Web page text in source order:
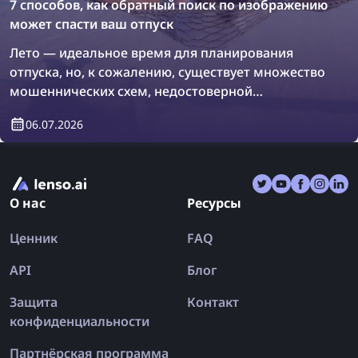
7 способов, как обратный поиск по изображению
может спасти ваш отпуск
Лето — идеальное время для планирования
отпуска, но, к сожалению, существует множество
мошеннических схем, недостоверной
могут сбить вас с пути. В результате вы можете
Давайте разберёмся, как обратный поиск по
изображению может раз и навсегда спасти ваш
06.07.2026
О нас
Ценник
API
Защита
конфиденциальности
Партнёрская программа
Ресурсы
FAQ
Блог
Контакт